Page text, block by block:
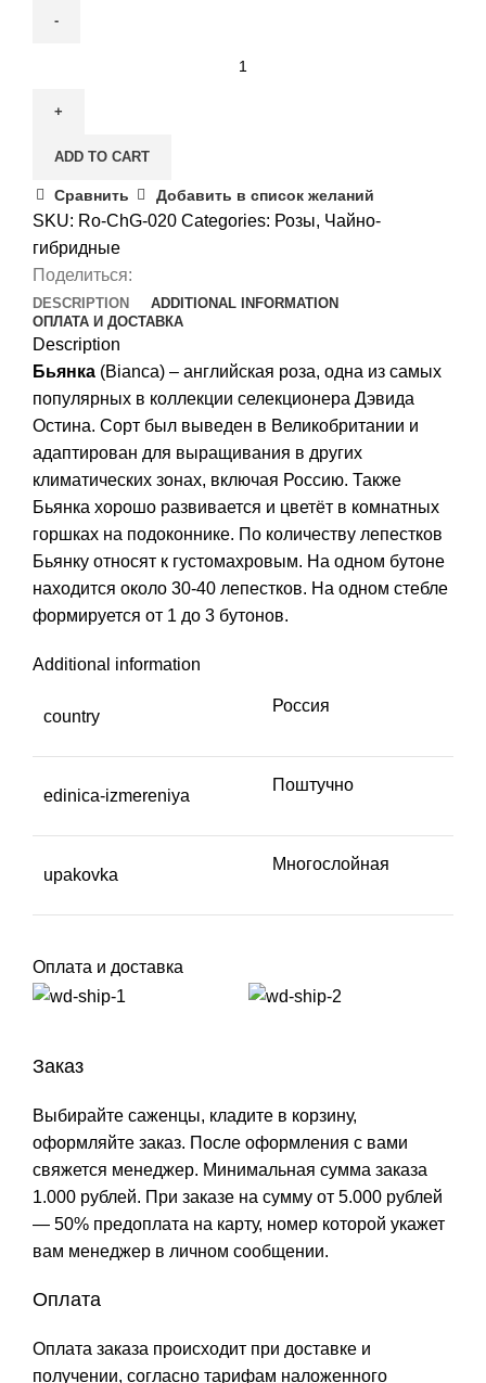
quantity
ADD TO CART
Сравнить Добавить в список желаний
SKU: Ro-ChG-020 Categories: Розы, Чайно-
гибридные
Поделиться:
DESCRIPTION
ADDITIONAL INFORMATION
ОПЛАТА И ДОСТАВКА
Description
Бьянка (Bianca) – английская роза, одна из самых
популярных в коллекции селекционера Дэвида
Остина. Сорт был выведен в Великобритании и
адаптирован для выращивания в других
климатических зонах, включая Россию. Также
Бьянка хорошо развивается и цветёт в комнатных
горшках на подоконнике. По количеству лепестков
Бьянку относят к густомахровым. На одном бутоне
находится около 30-40 лепестков. На одном стебле
формируется от 1 до 3 бутонов.
Additional information
country
Россия
edinica-izmereniya
Поштучно
upakovka
Многослойная
Оплата и доставка
Заказ
Выбирайте саженцы, кладите в корзину,
оформляйте заказ. После оформления с вами
свяжется менеджер. Минимальная сумма заказа
1.000 рублей. При заказе на сумму от 5.000 рублей
— 50% предоплата на карту, номер которой укажет
вам менеджер в личном сообщении.
Оплата
Оплата заказа происходит при доставке и
получении, согласно тарифам наложенного